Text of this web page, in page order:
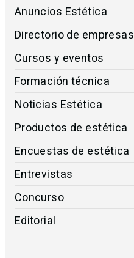
Anuncios Estética
Directorio de empresas
Cursos y eventos
Formación técnica
Noticias Estética
Productos de estética
Encuestas de estética
Entrevistas
Concurso
Editorial